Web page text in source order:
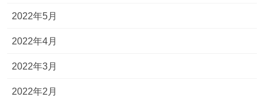
2022年5月
2022年4月
2022年3月
2022年2月